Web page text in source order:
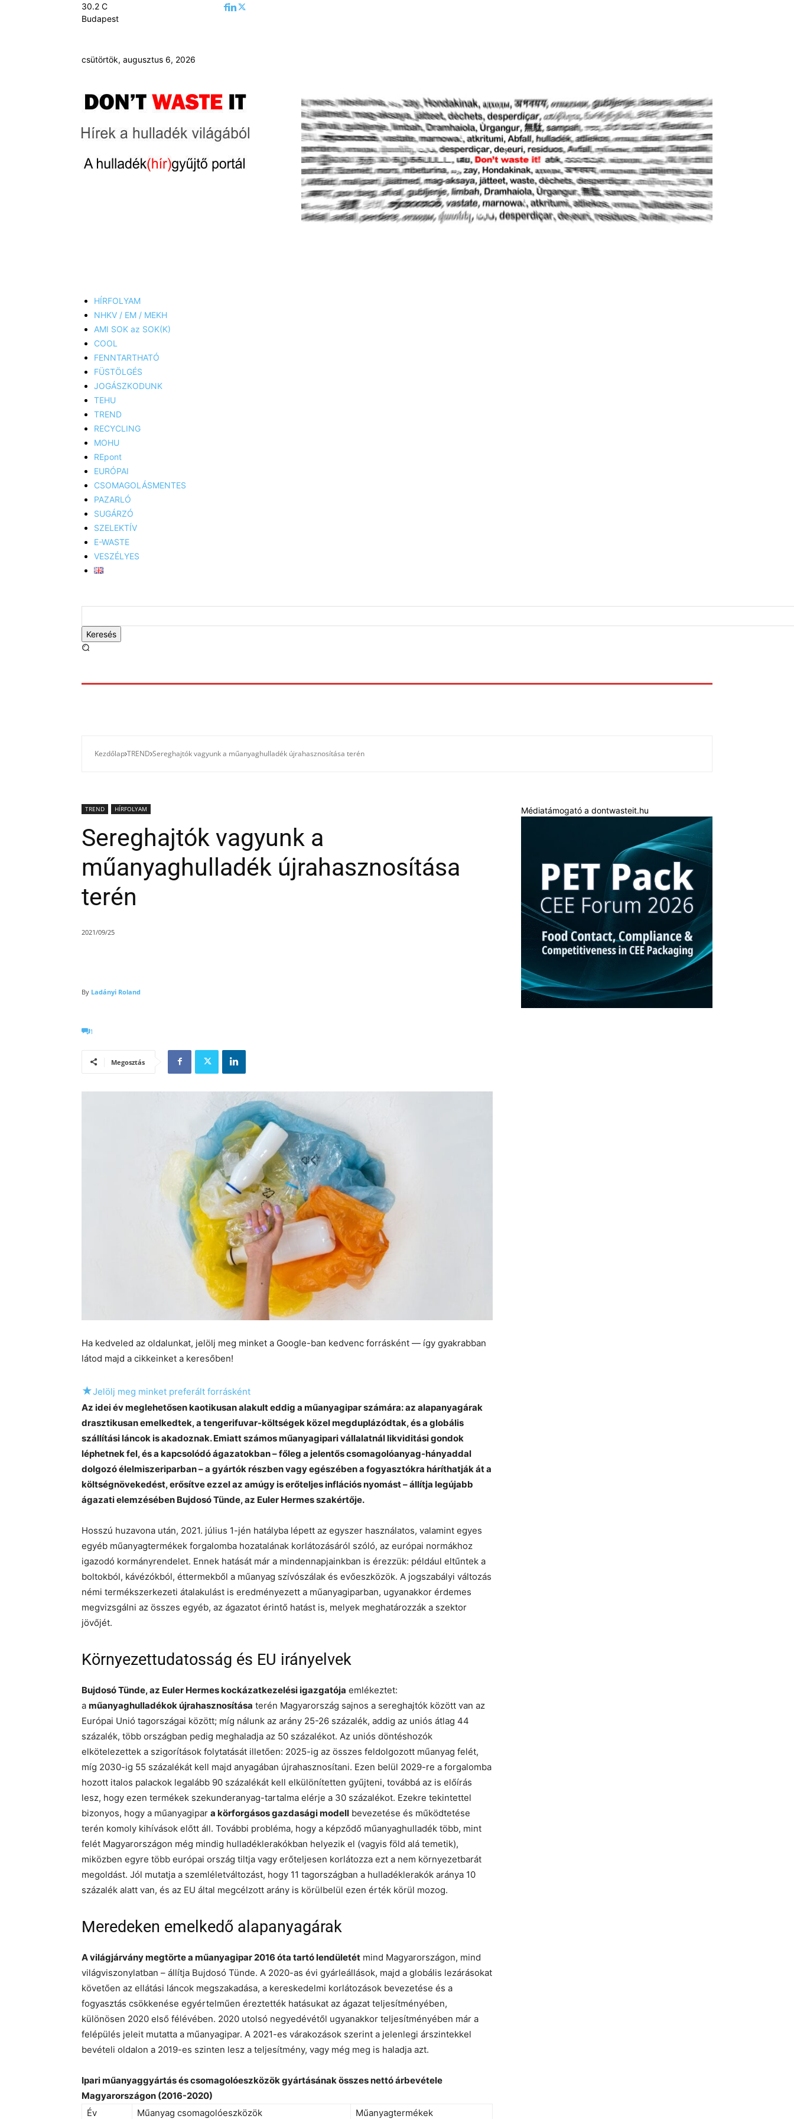
30.2 C
Budapest
csütörtök, augusztus 6, 2026
HÍRFOLYAM
NHKV / EM / MEKH
AMI SOK az SOK(K)
COOL
FENNTARTHATÓ
FÜSTÖLGÉS
JOGÁSZKODUNK
TEHU
TREND
RECYCLING
MOHU
REpont
EURÓPAI
CSOMAGOLÁSMENTES
PAZARLÓ
SUGÁRZÓ
SZELEKTÍV
E-WASTE
VESZÉLYES
Keresés
Kezdőlap TREND Sereghajtók vagyunk a műanyaghulladék újrahasznosítása terén
TREND HÍRFOLYAM
Sereghajtók vagyunk a
műanyaghulladék újrahasznosítása
terén
2021/09/25
By Ladányi Roland
1
Megosztás
Ha kedveled az oldalunkat, jelölj meg minket a Google-ban kedvenc forrásként — így gyakrabban
látod majd a cikkeinket a keresőben!
★Jelölj meg minket preferált forrásként
Az idei év meglehetősen kaotikusan alakult eddig a műanyagipar számára: az alapanyagárak
drasztikusan emelkedtek, a tengerifuvar-költségek közel megduplázódtak, és a globális
szállítási láncok is akadoznak. Emiatt számos műanyagipari vállalatnál likviditási gondok
léphetnek fel, és a kapcsolódó ágazatokban – főleg a jelentős csomagolóanyag-hányaddal
dolgozó élelmiszeriparban – a gyártók részben vagy egészében a fogyasztókra háríthatják át a
költségnövekedést, erősítve ezzel az amúgy is erőteljes inflációs nyomást – állítja legújabb
ágazati elemzésében Bujdosó Tünde, az Euler Hermes szakértője.
Hosszú huzavona után, 2021. július 1-jén hatályba lépett az egyszer használatos, valamint egyes
egyéb műanyagtermékek forgalomba hozatalának korlátozásáról szóló, az európai normákhoz
igazodó kormányrendelet. Ennek hatását már a mindennapjainkban is érezzük: például eltűntek a
boltokból, kávézókból, éttermekből a műanyag szívószálak és evőeszközök. A jogszabályi változás
némi termékszerkezeti átalakulást is eredményezett a műanyagiparban, ugyanakkor érdemes
megvizsgálni az összes egyéb, az ágazatot érintő hatást is, melyek meghatározzák a szektor
jövőjét.
Környezettudatosság és EU irányelvek
Bujdosó Tünde, az Euler Hermes kockázatkezelési igazgatója emlékeztet:
a műanyaghulladékok újrahasznosítása terén Magyarország sajnos a sereghajtók között van az
Európai Unió tagországai között; míg nálunk az arány 25-26 százalék, addig az uniós átlag 44
százalék, több országban pedig meghaladja az 50 százalékot. Az uniós döntéshozók
elkötelezettek a szigorítások folytatását illetően: 2025-ig az összes feldolgozott műanyag felét,
míg 2030-ig 55 százalékát kell majd anyagában újrahasznosítani. Ezen belül 2029-re a forgalomba
hozott italos palackok legalább 90 százalékát kell elkülönítetten gyűjteni, továbbá az is előírás
lesz, hogy ezen termékek szekunderanyag-tartalma elérje a 30 százalékot. Ezekre tekintettel
bizonyos, hogy a műanyagipar a körforgásos gazdasági modell bevezetése és működtetése
terén komoly kihívások előtt áll. További probléma, hogy a képződő műanyaghulladék több, mint
felét Magyarországon még mindig hulladéklerakókban helyezik el (vagyis föld alá temetik),
miközben egyre több európai ország tiltja vagy erőteljesen korlátozza ezt a nem környezetbarát
megoldást. Jól mutatja a szemléletváltozást, hogy 11 tagországban a hulladéklerakók aránya 10
százalék alatt van, és az EU által megcélzott arány is körülbelül ezen érték körül mozog.
Meredeken emelkedő alapanyagárak
A világjárvány megtörte a műanyagipar 2016 óta tartó lendületét mind Magyarországon, mind
világviszonylatban – állítja Bujdosó Tünde. A 2020-as évi gyárleállások, majd a globális lezárásokat
követően az ellátási láncok megszakadása, a kereskedelmi korlátozások bevezetése és a
fogyasztás csökkenése egyértelműen éreztették hatásukat az ágazat teljesítményében,
különösen 2020 első félévében. 2020 utolsó negyedévétől ugyanakkor teljesítményében már a
felépülés jeleit mutatta a műanyagipar. A 2021-es várakozások szerint a jelenlegi árszintekkel
bevételi oldalon a 2019-es szinten lesz a teljesítmény, vagy még meg is haladja azt.
Ipari műanyaggyártás és csomagolóeszközök gyártásának összes nettó árbevétele
Magyarországon (2016-2020)
Év
Műanyag csomagolóeszközök Műanyagtermékek
Médiatámogató a dontwasteit.hu